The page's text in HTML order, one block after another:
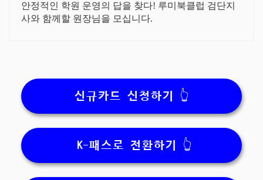
안정적인 학원 운영의 답을 찾다! 루미북클럽 검단지
사와 함께할 원장님을 모십니다.
신규카드 신청하기 👆
K-패스로 전환하기 👆